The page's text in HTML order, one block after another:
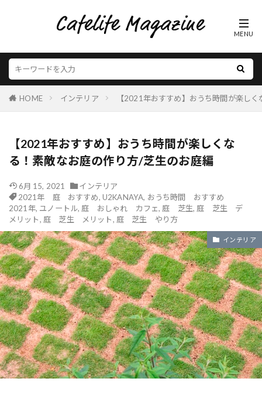
HOME インテリア 【2021年おすすめ】おうち時間が楽し
【2021年おすすめ】おうち時間が楽しくな
る！素敵なお庭の作り方/芝生のお庭編
6月 15, 2021
インテリア
2021年 庭 おすすめ, U2KANAYA, おうち時間 おすすめ
2021年, ユノートル, 庭 おしゃれ カフェ, 庭 芝生, 庭 芝生 デ
メリット, 庭 芝生 メリット, 庭 芝生 やり方
インテリア